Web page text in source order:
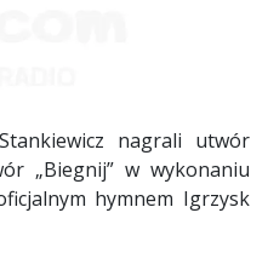
nagrali utwór
„Biegnij” w wykonaniu
hymnem Igrzysk